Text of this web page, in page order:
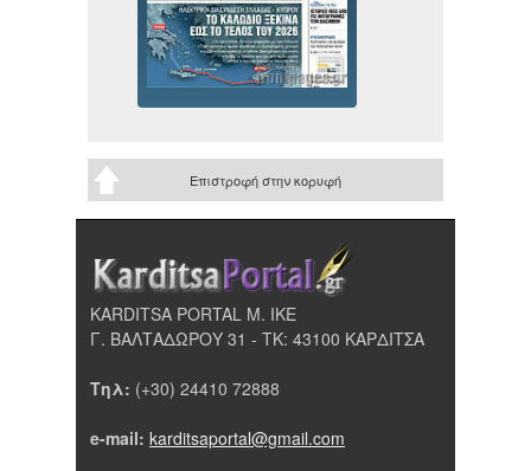
Επιστροφή στην κορυφή
KARDITSA PORTAL Μ. ΙΚΕ
Γ. ΒΑΛΤΑΔΩΡΟΥ 31 - ΤΚ: 43100 ΚΑΡΔΙΤΣΑ
Τηλ: (+30) 24410 72888
e-mail: karditsaportal@gmail.com